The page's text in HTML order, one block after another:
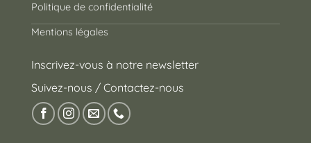
Politique de confidentialité
Mentions légales
Inscrivez-vous à notre newsletter
Suivez-nous / Contactez-nous